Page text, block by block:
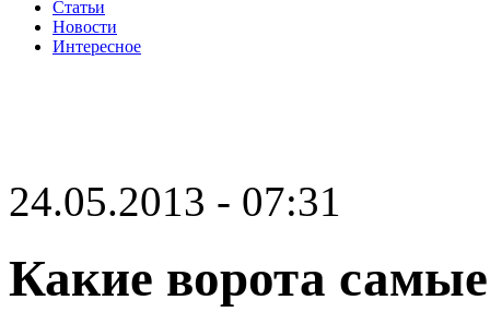
Статьи
Новости
Интересное
24.05.2013 - 07:31
Какие ворота